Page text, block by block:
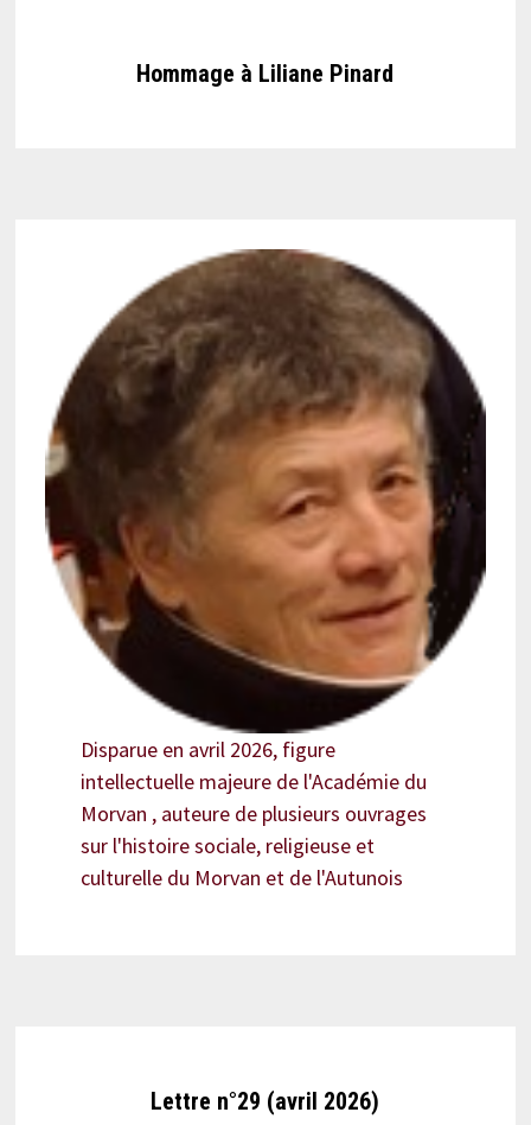
Hommage à Liliane Pinard
Disparue en avril 2026, figure
intellectuelle majeure de l'Académie du
Morvan , auteure de plusieurs ouvrages
sur l'histoire sociale, religieuse et
culturelle du Morvan et de l'Autunois
Lettre n°29 (avril 2026)